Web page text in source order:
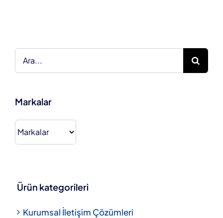
Markalar
Ürün kategorileri
Kurumsal İletişim Çözümleri